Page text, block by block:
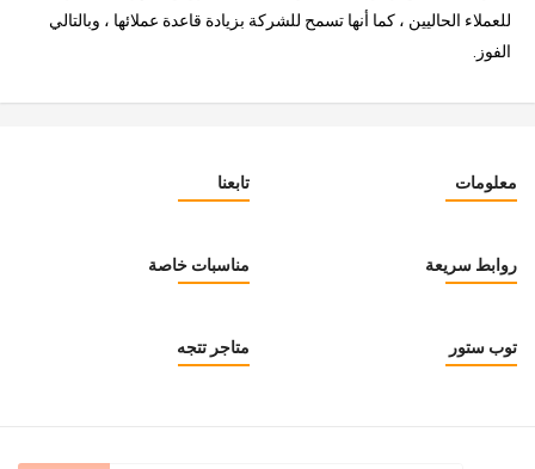
للعملاء الحاليين ، كما أنها تسمح للشركة بزيادة قاعدة عملائها ، وبالتالي
الفوز.
تابعنا معلومات
مناسبات خاصة روابط سريعة
متاجر تتجه توب ستور